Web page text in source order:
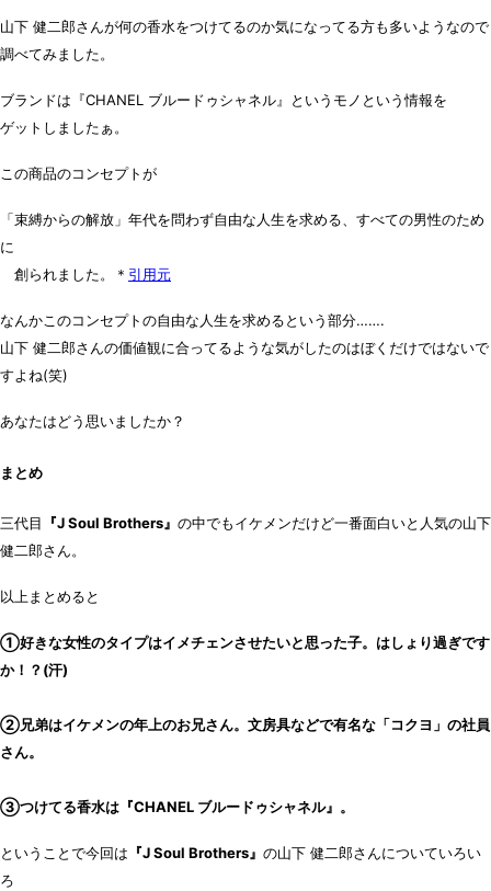
山下 健二郎さんが何の香水をつけてるのか気になってる方も多いようなので
調べてみました。
ブランドは 『CHANEL ブルードゥシャネル』
というモノという情報を
ゲットしましたぁ。
この商品のコンセプトが
「束縛からの解放」年代を問わず自由な人生を求める、すべての男性のため
に
創られました。＊ 引用元
なんかこのコンセプトの自由な人生を求めるという部分…….
山下 健二郎さんの価値観に合ってるような気がしたのはぼくだけではないで
すよね(笑)
あなたはどう思いましたか？
まとめ
三代目 『J Soul Brothers』 の中でもイケメンだけど一番面白いと人気の山下
健二郎さん。
以上まとめると
①好きな女性のタイプはイメチェンさせたいと思った子。はしょり過ぎです
か！？(汗)
②兄弟はイケメンの年上のお兄さん。文房具などで有名な「コクヨ」の社員
さん。
③つけてる香水は『CHANEL ブルードゥシャネル』。
ということで今回は 『J Soul Brothers』 の山下 健二郎さんについていろい
ろ